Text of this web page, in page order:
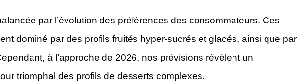
par l’évolution des préférences des consommateurs. Ces
dominé par des profils fruités hyper-sucrés et glacés, ainsi que par
à l’approche de 2026, nos prévisions révèlent un
triomphal des profils de desserts complexes.